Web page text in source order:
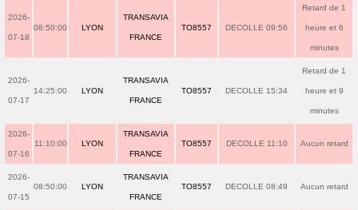
2026-
07-18
08:50:00 LYON
TRANSAVIA
FRANCE
TO8557 DECOLLE 09:56
Retard de 1
heure et 6
minutes
2026-
07-17
14:25:00 LYON
TRANSAVIA
FRANCE
TO8557 DECOLLE 15:34
Retard de 1
heure et 9
minutes
2026-
07-16
11:10:00 LYON
TRANSAVIA
FRANCE
TO8557 DECOLLE 11:10 Aucun retard
2026-
07-15
08:50:00 LYON
TRANSAVIA
FRANCE
TO8557 DECOLLE 08:49 Aucun retard